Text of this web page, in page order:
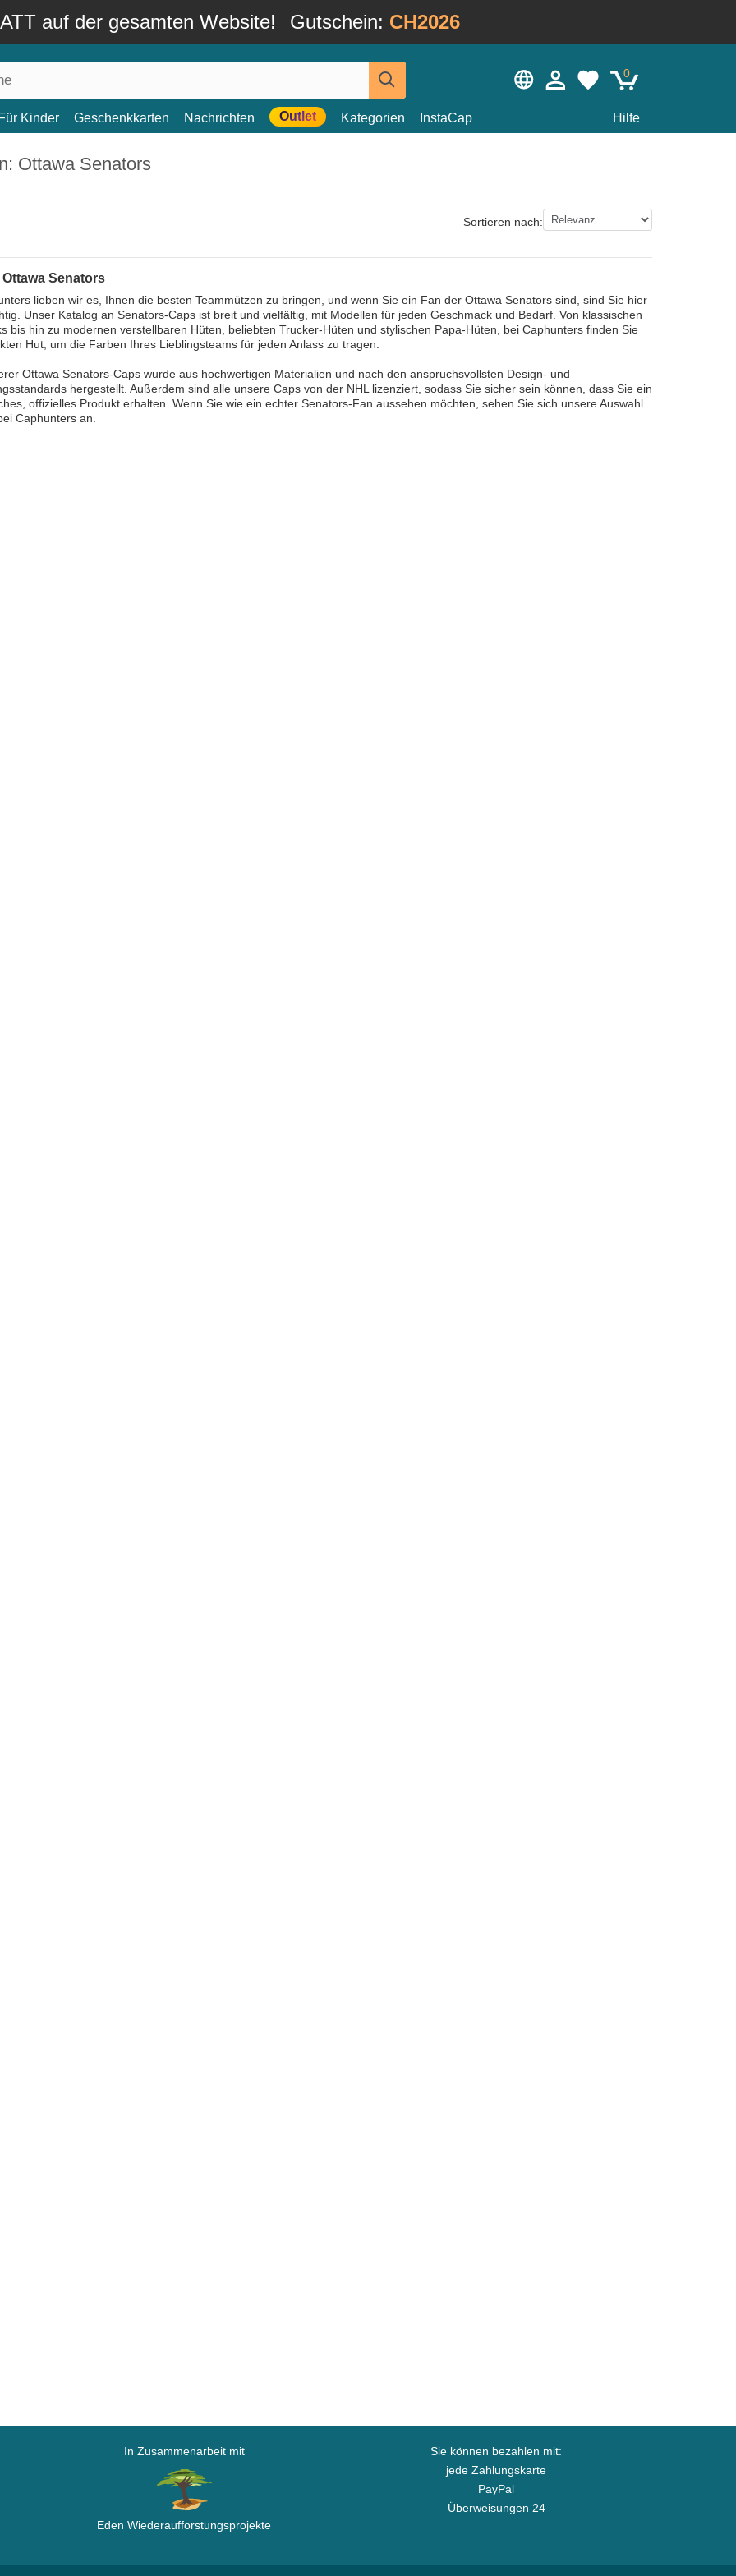
auf der gesamten Website! Gutschein: CH2026
0
Für Kinder Geschenkkarten Nachrichten Outlet Kategorien InstaCap Hilfe
Ottawa Senators
Sortieren nach:
Ottawa Senators
lieben wir es, Ihnen die besten Teammützen zu bringen, und wenn Sie ein Fan der Ottawa Senators sind, sind Sie hier
Unser Katalog an Senators-Caps ist breit und vielfältig, mit Modellen für jeden Geschmack und Bedarf. Von klassischen
bis hin zu modernen verstellbaren Hüten, beliebten Trucker-Hüten und stylischen Papa-Hüten, bei Caphunters finden Sie
Hut, um die Farben Ihres Lieblingsteams für jeden Anlass zu tragen.
Ottawa Senators-Caps wurde aus hochwertigen Materialien und nach den anspruchsvollsten Design- und
hergestellt. Außerdem sind alle unsere Caps von der NHL lizenziert, sodass Sie sicher sein können, dass Sie ein
offizielles Produkt erhalten. Wenn Sie wie ein echter Senators-Fan aussehen möchten, sehen Sie sich unsere Auswahl
Caphunters an.
In Zusammenarbeit mit
Eden Wiederaufforstungsprojekte
Sie können bezahlen mit:
jede Zahlungskarte
PayPal
Überweisungen 24